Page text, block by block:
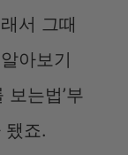
서 그때
아보기
보는법’부
됐죠.